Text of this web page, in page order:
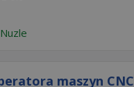
maszyn CNC